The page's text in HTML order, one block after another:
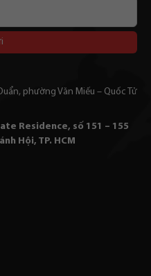
phường Văn Miếu – Quốc Tử
Residence, số 151 – 155
Hội, TP. HCM